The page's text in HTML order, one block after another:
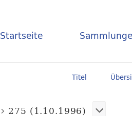
Startseite
Titel
275 (1.10.1996)